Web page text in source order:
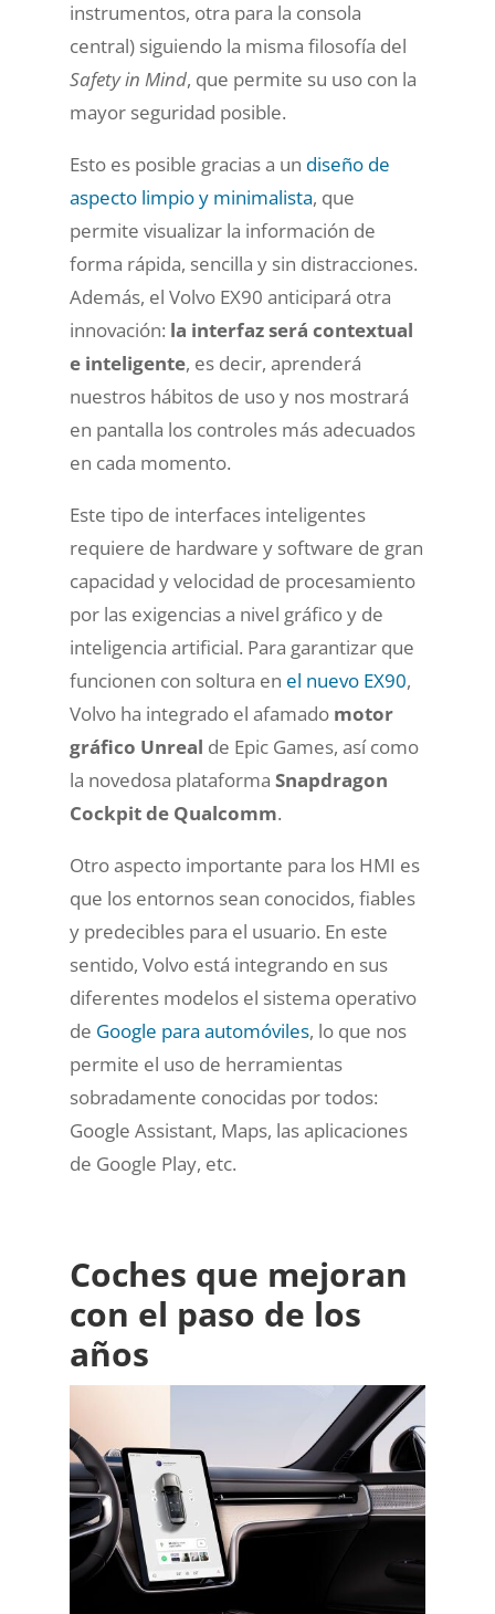
instrumentos, otra para la consola
central) siguiendo la misma filosofía del
Safety in Mind, que permite su uso con la
mayor seguridad posible.
Esto es posible gracias a un diseño de
aspecto limpio y minimalista, que
permite visualizar la información de
forma rápida, sencilla y sin distracciones.
Además, el Volvo EX90 anticipará otra
innovación: la interfaz será contextual
e inteligente, es decir, aprenderá
nuestros hábitos de uso y nos mostrará
en pantalla los controles más adecuados
en cada momento.
Este tipo de interfaces inteligentes
requiere de hardware y software de gran
capacidad y velocidad de procesamiento
por las exigencias a nivel gráfico y de
inteligencia artificial. Para garantizar que
funcionen con soltura en el nuevo EX90,
Volvo ha integrado el afamado motor
gráfico Unreal de Epic Games, así como
la novedosa plataforma Snapdragon
Cockpit de Qualcomm.
Otro aspecto importante para los HMI es
que los entornos sean conocidos, fiables
y predecibles para el usuario. En este
sentido, Volvo está integrando en sus
diferentes modelos el sistema operativo
de Google para automóviles, lo que nos
permite el uso de herramientas
sobradamente conocidas por todos:
Google Assistant, Maps, las aplicaciones
de Google Play, etc.
Coches que mejoran
con el paso de los
años